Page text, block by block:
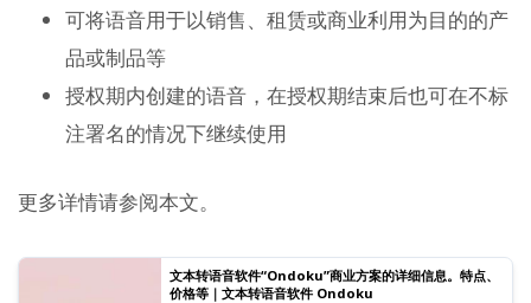
可将语音用于以销售、租赁或商业利用为目的的产
品或制品等
授权期内创建的语音，在授权期结束后也可在不标
注署名的情况下继续使用
更多详情请参阅本文。
文本转语音软件“Ondoku”商业方案的详细信息。特点、
价格等｜文本转语音软件 Ondoku